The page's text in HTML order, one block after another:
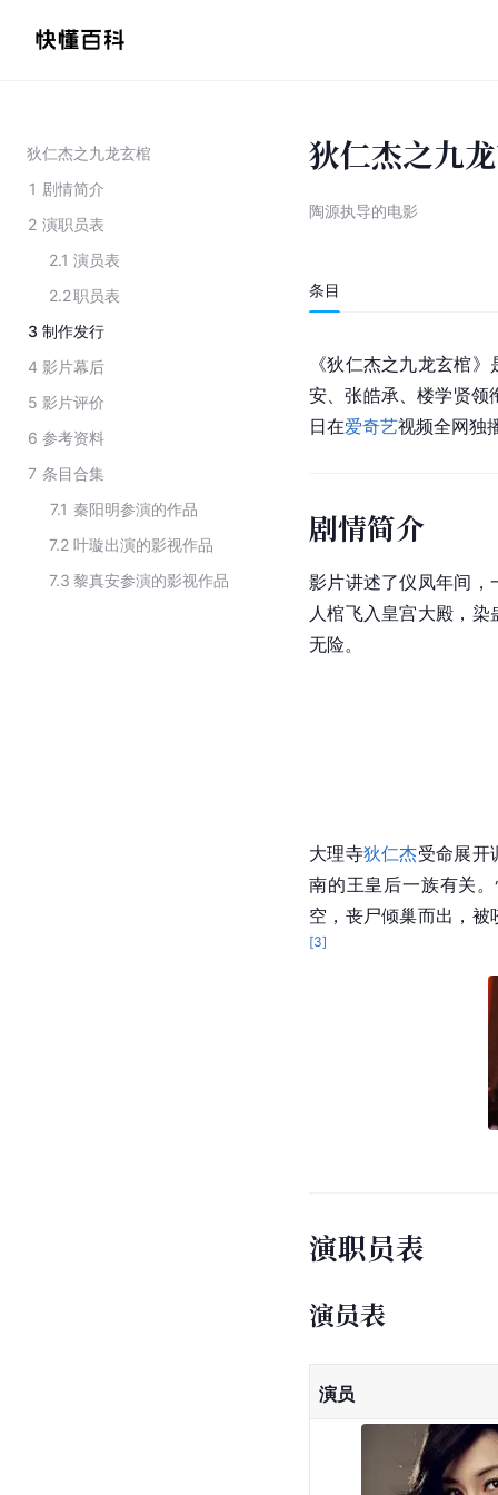
狄仁杰之九龙玄棺
1 剧情简介
2 演职员表
2.1 演员表
2.2职员表
3 制作发行
4 影片幕后
5 影片评价
6 参考资料
7 条目合集
7.1 秦阳明参演的作品
7.2 叶璇出演的影视作品
7.3 黎真安参演的影视作品
狄仁杰之九
陶源执导的电影
条目
《狄仁杰之九龙玄棺
安、张皓承、楼学贤领
日在爱奇艺视频全网独
剧情简介
影片讲述了仪凤年间，
人棺飞入皇宫大殿，染
无险。
大理寺狄仁杰受命展开
南的王皇后一族有关
空，丧尸倾巢而出，
[3]
演职员表
演员表
演员